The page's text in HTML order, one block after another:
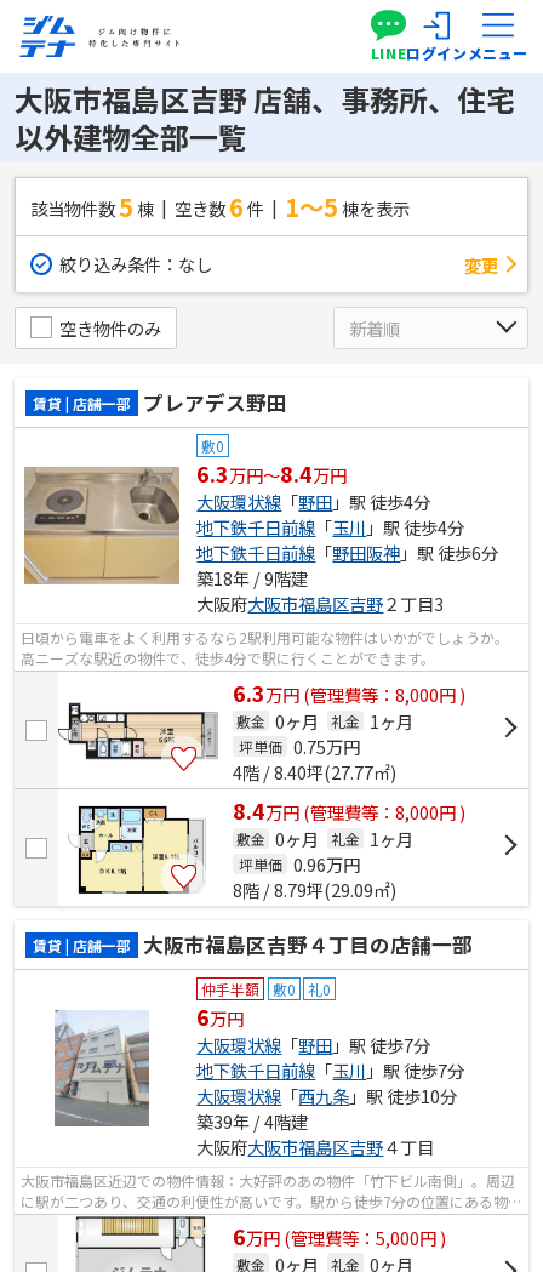
LINEログインメニュー
大阪市福島区吉野 店舗、事務所、住宅
以外建物全部一覧
該当物件数5棟 空き数 6件 1～5棟を表示
絞り込み条件： なし 変更
空き物件のみ
賃貸 | 店舗一部 プレアデス野田
敷0
6.3万円～8.4万円
大阪環状線 「野田」駅 徒歩4分
地下鉄千日前線 「玉川 」駅 徒歩4分
地下鉄千日前線 「野田阪神」駅 徒歩6分
築18年 / 9階建
大阪府大阪市福島区吉野２丁目3
日頃から電車をよく利用するなら2駅利用可能な物件はいかがでしょうか。
高ニーズな駅近の物件で、徒歩4分で駅に行くことができます。
6.3万円(管理費等：8,000円 )
敷金 0ヶ月 礼金 1ヶ月
坪単価 0.75万円
4階 / 8.40坪(27.77㎡)
8.4万円(管理費等：8,000円 )
敷金 0ヶ月 礼金 1ヶ月
坪単価 0.96万円
8階 / 8.79坪(29.09㎡)
賃貸 | 店舗一部 大阪市福島区吉野４丁目の店舗一部
仲手半額 敷0 礼0
6万円
大阪環状線 「野田」駅 徒歩7分
地下鉄千日前線 「玉川 」駅 徒歩7分
大阪環状線 「西九条」駅 徒歩10分
築39年 / 4階建
大阪府大阪市福島区吉野４丁目
大阪市福島区近辺での物件情報：大好評のあの物件「竹下ビル南側」。周辺
に駅が二つあり、交通の利便性が高いです。駅から徒歩7分の位置にある物件
なので、アクセスも良好です。 6万円(管理費等：5,000円 )
敷金 0ヶ月 礼金 0ヶ月